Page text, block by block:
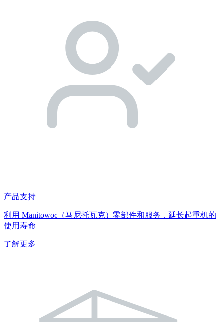
产品支持
利用 Manitowoc（马尼托瓦克）零部件和服务，延长起重机的
使用寿命
了解更多